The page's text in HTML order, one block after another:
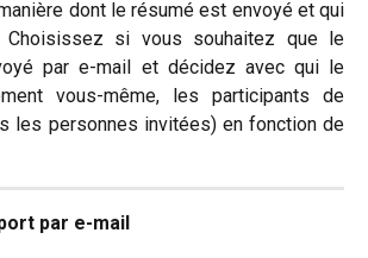
dont le résumé est envoyé et qui
Choisissez si vous souhaitez que le
par e-mail et décidez avec qui le
vous-même, les participants de
les personnes invitées) en fonction de
par e-mail